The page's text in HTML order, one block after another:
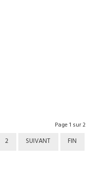
Page 1 sur 2
2 SUIVANT FIN